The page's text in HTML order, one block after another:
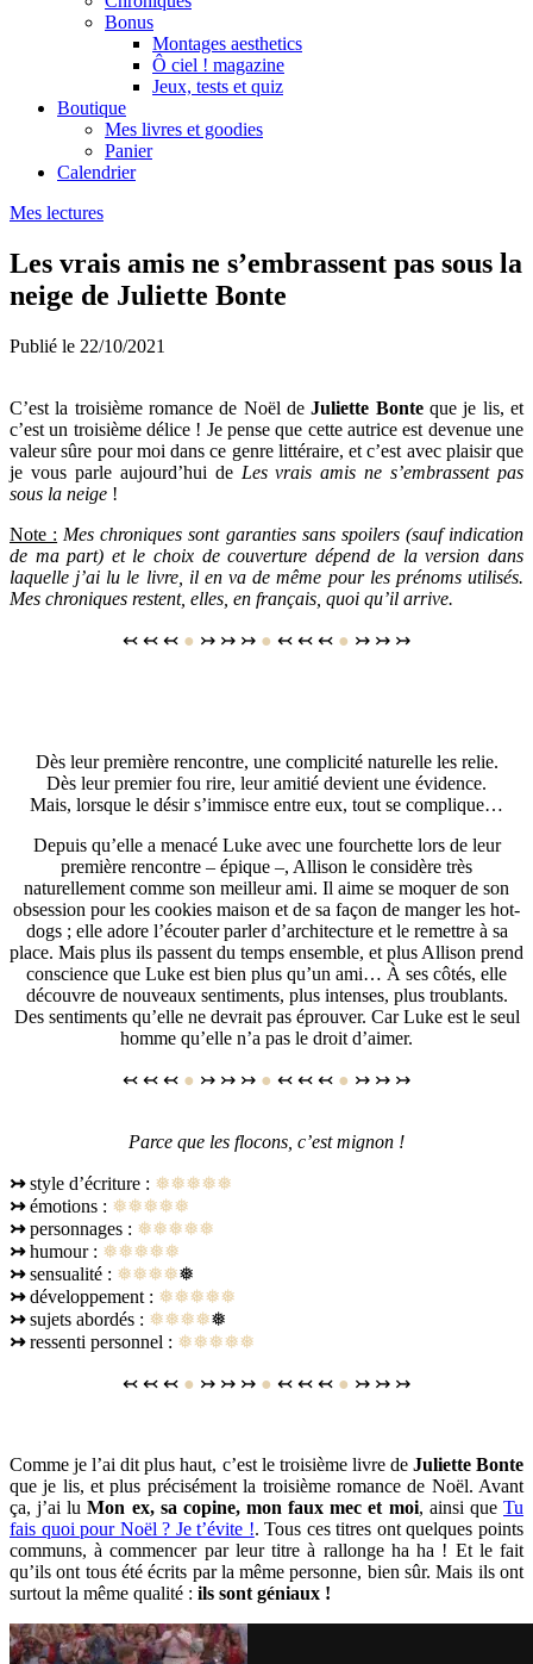
Bonus
Montages aesthetics
Ô ciel ! magazine
Jeux, tests et quiz
Boutique
Mes livres et goodies
Panier
Calendrier
Mes lectures
Les vrais amis ne s’embrassent pas sous la
neige de Juliette Bonte
Publié le 22/10/2021
C’est la troisième romance de Noël deJuliette Bonteque je lis, et
c’est un troisième délice ! Je pense que cette autrice est devenue une
valeur sûre pour moi dans ce genre littéraire, et c’est avec plaisir que
je vous parle aujourd’hui de Les vrais amis ne s’embrassent pas
sous la neige !
Note : Mes chroniques sont garanties sans spoilers (sauf indication
de ma part) et le choix de couverture dépend de la version dans
laquelle j’ai lu le livre, il en va de même pour les prénoms utilisés.
Mes chroniques restent, elles, en français, quoi qu’il arrive.
↢ ↢ ↢ ● ↣ ↣ ↣ ● ↢ ↢ ↢ ● ↣ ↣ ↣
Dès leur première rencontre, une complicité naturelle les relie.
Dès leur premier fou rire, leur amitié devient une évidence.
Mais, lorsque le désir s’immisce entre eux, tout se complique…
Depuis qu’elle a menacé Luke avec une fourchette lors de leur
première rencontre – épique –, Allison le considère très
naturellement comme son meilleur ami. Il aime se moquer de son
obsession pour les cookies maison et de sa façon de manger les hot-
dogs ; elle adore l’écouter parler d’architecture et le remettre à sa
place. Mais plus ils passent du temps ensemble, et plus Allison prend
conscience que Luke est bien plus qu’un ami… À ses côtés, elle
découvre de nouveaux sentiments, plus intenses, plus troublants.
Des sentiments qu’elle ne devrait pas éprouver. Car Luke est le seul
homme qu’elle n’a pas le droit d’aimer.
↢ ↢ ↢ ● ↣ ↣ ↣ ● ↢ ↢ ↢ ● ↣ ↣ ↣
Parce que les flocons, c’est mignon !
↣style d’écriture : ❅❅❅❅❅
↣émotions : ❅❅❅❅❅
↣personnages : ❅❅❅❅❅
↣humour : ❅❅❅❅❅
↣sensualité : ❅❅❅❅❅
↣développement : ❅❅❅❅❅
↣sujets abordés : ❅❅❅❅❅
↣ressenti personnel : ❅❅❅❅❅
↢ ↢ ↢ ● ↣ ↣ ↣ ● ↢ ↢ ↢ ● ↣ ↣ ↣
Comme je l’ai dit plus haut, c’est le troisième livre de Juliette Bonte
que je lis, et plus précisément la troisième romance de Noël. Avant
ça, j’ai luMon ex, sa copine, mon faux mec et moi, ainsi queTu
fais quoi pour Noël ? Je t’évite !. Tous ces titres ont quelques points
communs, à commencer par leur titre à rallonge ha ha ! Et le fait
qu’ils ont tous été écrits par la même personne, bien sûr. Mais ils ont
surtout la même qualité : ils sont géniaux !